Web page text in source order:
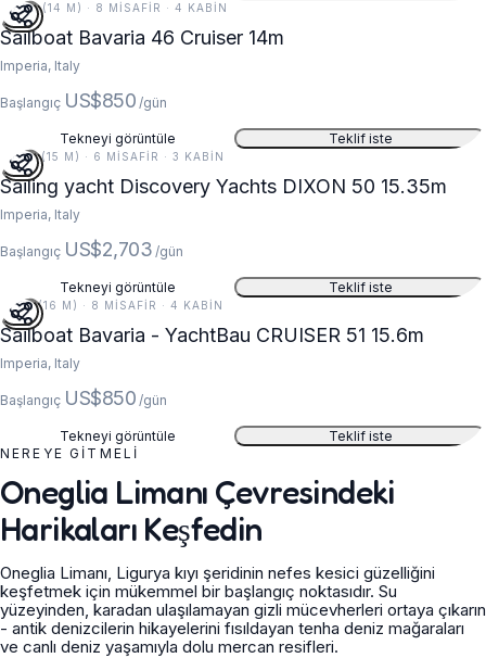
46 FT (14 M) · 8 MISAFIR · 4 KABIN
Sailboat Bavaria 46 Cruiser 14m
Imperia, Italy
Başlangıç US$850 /gün
Tekneyi görüntüle Teklif iste
50 FT (15 M) · 6 MISAFIR · 3 KABIN
Sailing yacht Discovery Yachts DIXON 50 15.35m
Imperia, Italy
Başlangıç US$2,703 /gün
Tekneyi görüntüle Teklif iste
51 FT (16 M) · 8 MISAFIR · 4 KABIN
Sailboat Bavaria - YachtBau CRUISER 51 15.6m
Imperia, Italy
Başlangıç US$850 /gün
Tekneyi görüntüle
Teklif iste
NEREYE GITMELI
Oneglia Limanı Çevresindeki
Harikaları Keşfedin
Oneglia Limanı, Ligurya kıyı şeridinin nefes kesici güzelliğini
keşfetmek için mükemmel bir başlangıç noktasıdır. Su
yüzeyinden, karadan ulaşılamayan gizli mücevherleri ortaya çıkarın
- antik denizcilerin hikayelerini fısıldayan tenha deniz mağaraları
ve canlı deniz yaşamıyla dolu mercan resifleri.